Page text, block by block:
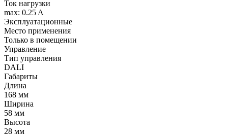
Ток нагрузки
max: 0.25 A
Эксплуатационные
Место применения
Только в помещении
Управление
Тип управления
DALI
Габариты
Длина
168 мм
Ширина
58 мм
Высота
28 мм